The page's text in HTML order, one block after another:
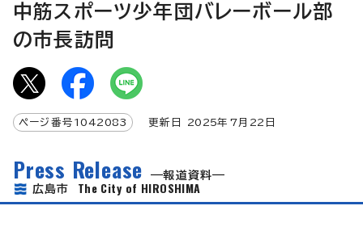
中筋スポーツ少年団バレーボール部
の市長訪問
ページ番号 1042083 更新日 2025年7月 22 日
Press Release
報道資料
広島市 The City of HIROSHIMA